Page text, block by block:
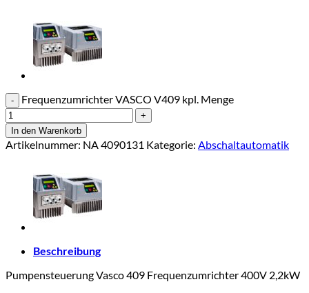
Frequenzumrichter VASCO V409 kpl. Menge
In den Warenkorb
Artikelnummer: NA 4090131 Kategorie: Abschaltautomatik
Beschreibung
Pumpensteuerung Vasco 409 Frequenzumrichter 400V 2,2kW